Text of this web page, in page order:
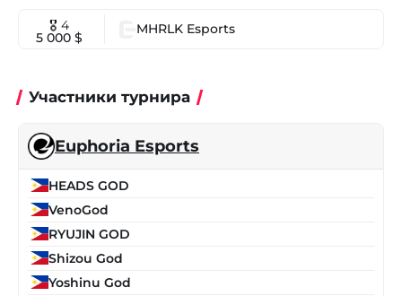
🎖 4
5 000 $
MHRLK Esports
Участники турнира
Euphoria Esports
HEADS GOD
VenoGod
RYUJIN GOD
Shizou God
Yoshinu God